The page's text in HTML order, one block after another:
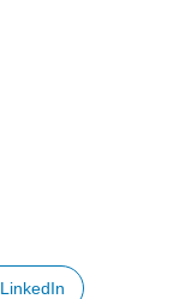
LinkedIn